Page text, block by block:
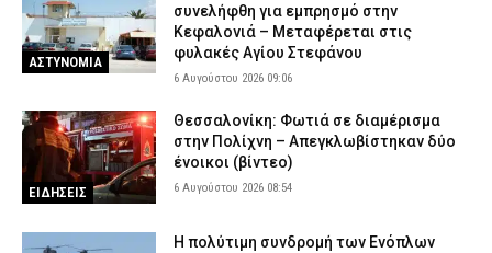
Θεσσαλονίκη: Προφυλακίστηκε… από το νοσοκομείο ο ένας εκ
των τριών της σπείρας των μετασχηματιστών
ΔΙΚΑΙΟΣΥΝΗ 5 Αυγούστου 2026 19:55
ΑΣΤΥΝΟΜΙΑ
συνελήφθη για εμπρησμό στην
Κεφαλονιά – Μεταφέρεται στις
φυλακές Αγίου Στεφάνου
6 Αυγούστου 2026 09:06
ΕΙΔΗΣΕΙΣ
Θεσσαλονίκη: Φωτιά σε διαμέρισμα
στην Πολίχνη – Απεγκλωβίστηκαν δύο
ένοικοι (βίντεο)
6 Αυγούστου 2026 08:54
H πολύτιμη συνδρομή των Ενόπλων